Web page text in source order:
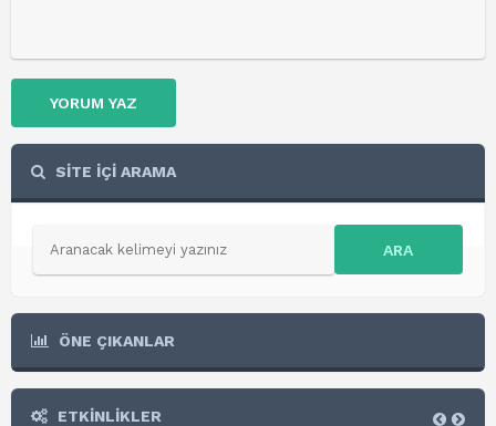
YORUM YAZ
SİTE İÇİ ARAMA
ARA
ÖNE ÇIKANLAR
ETKİNLİKLER